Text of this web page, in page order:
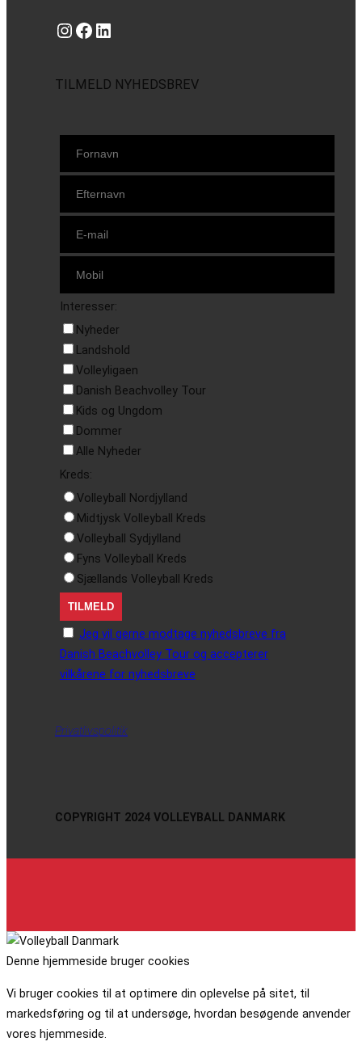
Instagram https://www.facebook.com/danishbeachvolleytour LinkedIn
TILMELD NYHEDSBREV
Interesser:
Nyheder
Landshold
Volleyligaen
Danish Beachvolley Tour
Kids og Ungdom
Dommer
Alle Nyheder
Kreds:
Volleyball Nordjylland
Midtjysk Volleyball Kreds
Volleyball Sydjylland
Fyns Volleyball Kreds
Sjællands Volleyball Kreds
Jeg vil gerne modtage nyhedsbreve fra
Danish Beachvolley Tour og accepterer
vilkårene for nyhedsbreve
Privatlivspolitik
COPYRIGHT 2024 VOLLEYBALL DANMARK
Denne hjemmeside bruger cookies
Vi bruger cookies til at optimere din oplevelse på sitet, til
markedsføring og til at undersøge, hvordan besøgende anvender
vores hjemmeside.